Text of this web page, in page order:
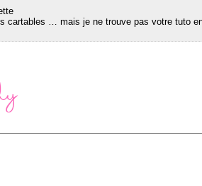
cartables … mais je ne trouve pas votre tuto